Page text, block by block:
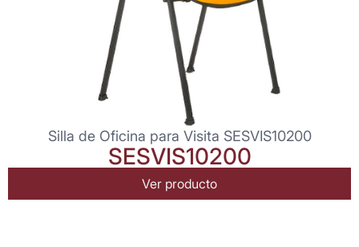
Silla de Oficina para Visita SESVIS10200
SESVIS10200
Ver producto